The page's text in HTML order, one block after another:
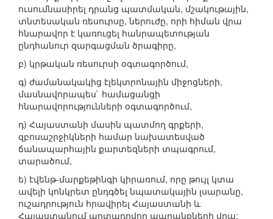
ուսումնասիրել դրանց պատմական, մշակութային,
տնտեսական ռեսուրսը, ներուժը, որի հիման վրա
հնարավոր է կառուցել հանրապետության
ընդհանուր զարգացման ծրագիրը,
բ) կրթական ռեսուրսի օգտագործում,
գ) ժամանակակից էլեկտրոնային միջոցների,
մասնավորապես` համացանցի
հնարավորությունների օգտագործում,
դ) Հայաստանի մասին պատմող գրքերի,
զբոսաշրջիկների համար նախատեսված
ճանապարհային քարտեզների տպագրում,
տարածում,
ե) էվենթ-մարքեթինգի կիրառում, որը թույլ կտա
ավելի կոնկրետ ընդգծել նպատակային լսարանը,
ուշադրություն հրավիրել Հայաստանի և
Հայաստանում արտադրվող ապրանքների վրա: